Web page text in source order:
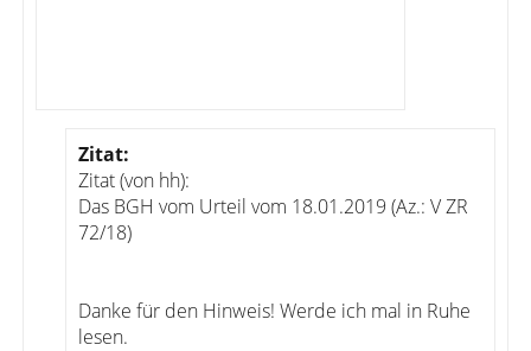
Zitat:
Zitat (von hh):
Das BGH vom Urteil vom 18.01.2019 (Az.: V ZR
72/18)
Danke für den Hinweis! Werde ich mal in Ruhe
lesen.